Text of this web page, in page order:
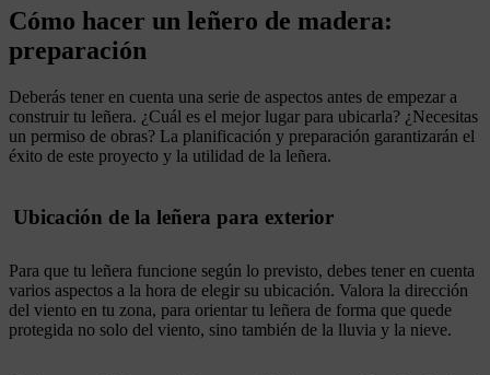
Cómo hacer un leñero de madera:
preparación
Deberás tener en cuenta una serie de aspectos antes de empezar a
construir tu leñera. ¿Cuál es el mejor lugar para ubicarla? ¿Necesitas
un permiso de obras? La planificación y preparación garantizarán el
éxito de este proyecto y la utilidad de la leñera.
Ubicación de la leñera para exterior
Para que tu leñera funcione según lo previsto, debes tener en cuenta
varios aspectos a la hora de elegir su ubicación. Valora la dirección
del viento en tu zona, para orientar tu leñera de forma que quede
protegida no solo del viento, sino también de la lluvia y la nieve.